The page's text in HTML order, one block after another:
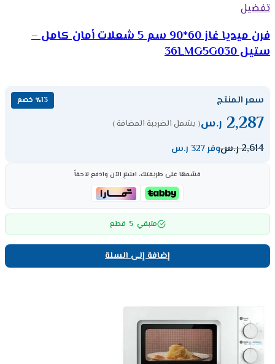
تفضيل
فرن ميديا غاز 60*90 سم 5 شعلات أمان كامل –
ستيل 36LMG5G030
سعر المنتج ٪13 خصم
2,287 ر.س( يشمل الضريبة المضافة )
2,614ر.سوفر 327 ر.س
قسّمها على طريقتك، اشترِ الآن وادفع لاحقاً
متبقي 5 قطع
إضافة إلى السلة